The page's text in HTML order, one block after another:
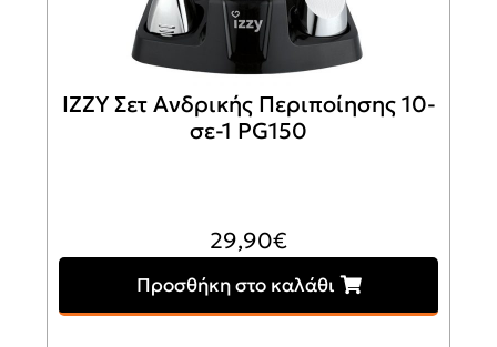
IZZY Σετ Ανδρικής Περιποίησης 10-
σε-1 PG150
29,90€
Προσθήκη στο καλάθι